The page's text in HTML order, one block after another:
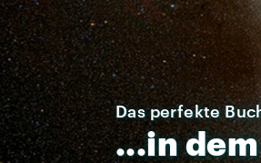
Das perfekte
...indem